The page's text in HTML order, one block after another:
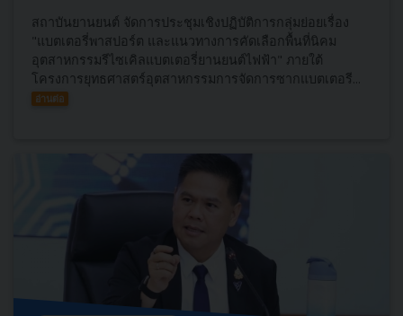
สถาบันยานยนต์ จัดการประชุมเชิงปฏิบัติการกลุ่มย่อยเรื่อง
"แบตเตอรี่พาสปอร์ต และแนวทางการคัดเลือกพื้นที่นิคม
อุตสาหกรรมรีไซเคิลแบตเตอรี่ยานยนต์ไฟฟ้า" ภายใต้
โครงการยุทธศาสตร์อุตสาหกรรมการจัดการซากแบตเตอรี...
อ่านต่อ